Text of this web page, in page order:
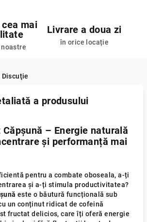
mai
Livrare a doua zi
în orice locație
Discuţie
a produsului
– Energie naturală
și performanță mai
pentru a combate oboseala, a-ți
și a-ți stimula productivitatea?
este o băutură funcțională sub
un conținut ridicat de cofeină
fructat delicios, care îți oferă energie